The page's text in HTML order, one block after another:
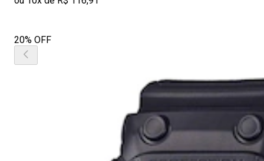
20% OFF